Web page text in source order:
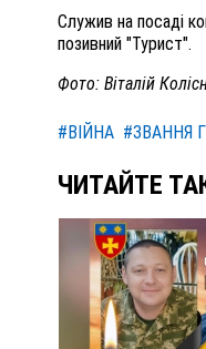
Служив на посаді
позивний "Турист".
Фото: Віталій
#ВІЙНА #ЗВАННЯ
ЧИТАЙТЕ